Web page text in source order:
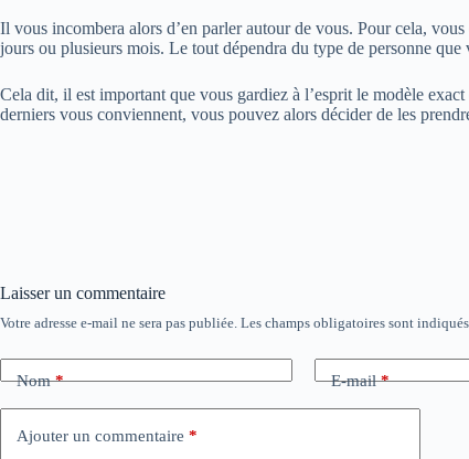
Il vous incombera alors d’en parler autour de vous. Pour cela,
jours ou plusieurs mois. Le tout dépendra du type de personne que
Cela dit, il est important que vous gardiez à l’esprit le modèle
derniers vous conviennent, vous pouvez alors décider de les
Laisser un commentaire
Votre adresse e-mail ne sera pas publiée. Les champs obligatoires sont
Nom* E-mail*
Ajouter un commentaire *